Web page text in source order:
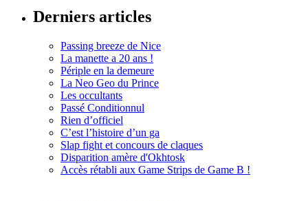
Derniers articles
Passing breeze de Nice
La manette a 20 ans !
Périple en la demeure
La Neo Geo du Prince
Les occultants
Passé Conditionnul
Rien d’officiel
C’est l’histoire d’un ga
Slap fight et concours de claques
Disparition amère d'Okhtosk
Accès rétabli aux Game Strips de Game B !